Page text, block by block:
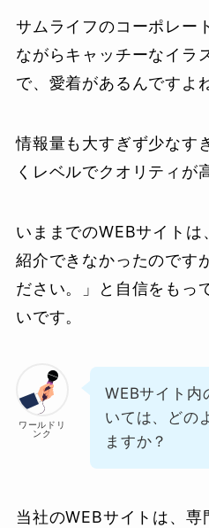
サムライフのコーポレー
ながらキャッチーなイラ
で、愛着があるんですよ
情報量も大すぎず少なす
くレベルでクオリティが
いままでのWEBサイトは
紹介できなかったのです
ださい。」と自信をもっ
いです。
ワールドリ
ンク
WEBサイト内
いては、どの
ますか？
当社のWEBサイトは、専